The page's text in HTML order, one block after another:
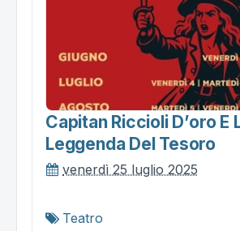
Capitan Riccioli D’oro E
Leggenda Del Tesoro
venerdì 25 luglio 2025
Teatro